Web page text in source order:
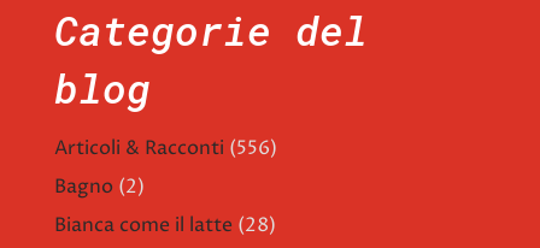
Categorie del
blog
Articoli & Racconti (556)
Bagno (2)
Bianca come il latte (28)